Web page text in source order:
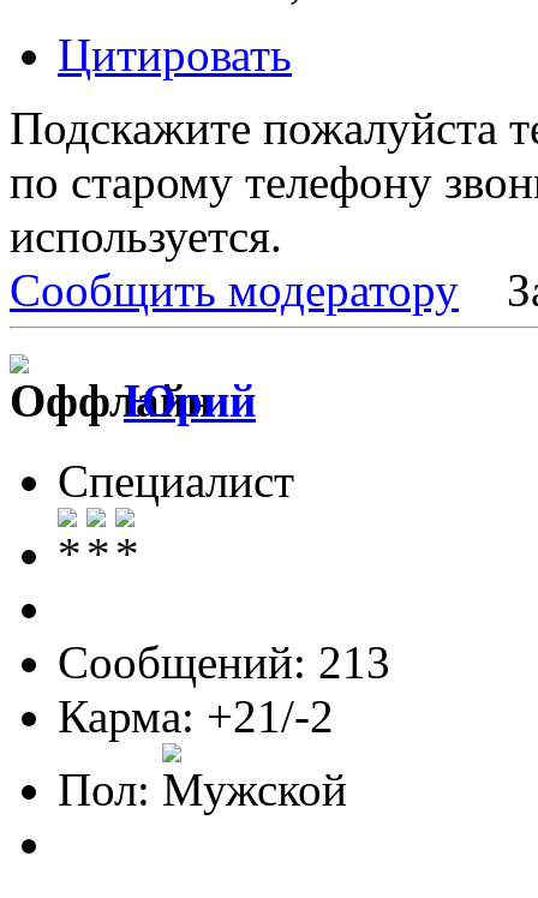
Цитировать
Подскажите
по старому телефону
используется.
Сообщить модератору
Юрий
Специалист
Сообщений: 213
Карма: +21/-2
Пол: